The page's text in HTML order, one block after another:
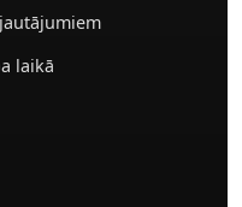
laikā